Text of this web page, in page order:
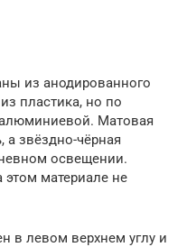
из анодированного
пластика, но по
Матовая
а звёздно-чёрная
освещении.
этом материале не
в левом верхнем углу и